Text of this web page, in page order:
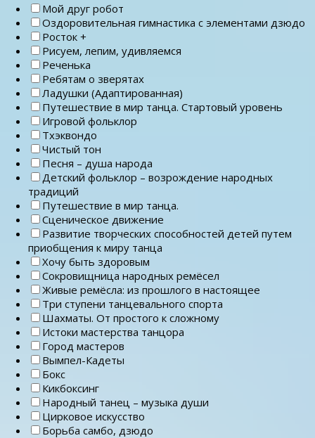
Мой друг робот
Оздоровительная гимнастика с элементами дзюдо
Росток +
Рисуем, лепим, удивляемся
Реченька
Ребятам о зверятах
Ладушки (Адаптированная)
Путешествие в мир танца. Стартовый уровень
Игровой фольклор
Тхэквондо
Чистый тон
Песня – душа народа
Детский фольклор – возрождение народных
традиций
Путешествие в мир танца.
Сценическое движение
Развитие творческих способностей детей путем
приобщения к миру танца
Хочу быть здоровым
Сокровищница народных ремёсел
Живые ремёсла: из прошлого в настоящее
Три ступени танцевального спорта
Шахматы. От простого к сложному
Истоки мастерства танцора
Город мастеров
Вымпел-Кадеты
Бокс
Кикбоксинг
Народный танец – музыка души
Цирковое искусство
Борьба самбо, дзюдо